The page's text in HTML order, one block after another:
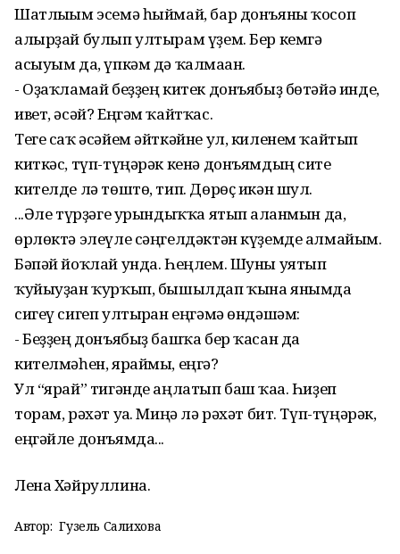
Шатлығым эсемә һыймай, бар донъяны ҡосоп
алырҙай булып ултырам үҙем. Бер кемгә
асыуым да, үпкәм дә ҡалмаған.
- Оҙаҡламай беҙҙең китек донъябыҙ бөтәйә инде,
ивет, әсәй? Еңгәм ҡайтҡас.
Теге саҡ әсәйем әйткәйне ул, киленем ҡайтып
киткәс, түп-түңәрәк кенә донъямдың сите
кителде лә төштө, тип. Дөрөҫ икән шул.
...Әле түрҙәге урындыҡҡа ятып алғанмын да,
өрлөктә элеүле сәңгелдәктән күҙемде алмайым.
Бәпәй йоҡлай унда. Һеңлем. Шуны уятып
ҡуйыуҙан ҡурҡып, бышылдап ҡына янымда
сигеү сигеп ултырған еңгәмә өндәшәм:
- Беҙҙең донъябыҙ башҡа бер ҡасан да
кителмәһен, яраймы, еңгә?
Ул “ярай” тигәнде аңлатып баш ҡаға. Һиҙеп
торам, рәхәт уға. Миңә лә рәхәт бит. Түп-түңәрәк,
еңгәйле донъямда...
Лена Хәйруллина.
Автор: Гузель Салихова